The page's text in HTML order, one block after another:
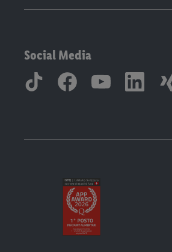
Social Media